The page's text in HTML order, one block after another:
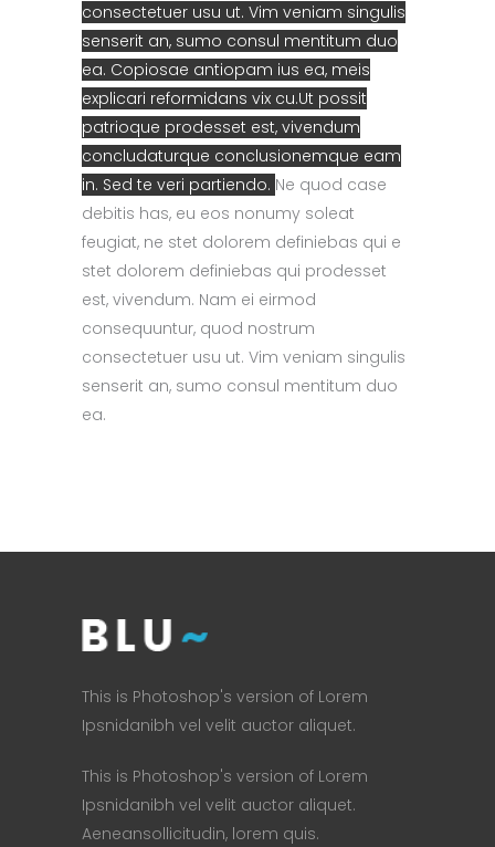
consectetuer usu ut. Vim veniam singulis
senserit an, sumo consul mentitum duo
ea. Copiosae antiopam ius ea, meis
explicari reformidans vix cu.Ut possit
patrioque prodesset est, vivendum
concludaturque conclusionemque eam
in. Sed te veri partiendo. Ne quod case
debitis has, eu eos nonumy soleat
feugiat, ne stet dolorem definiebas qui e
stet dolorem definiebas qui prodesset
est, vivendum. Nam ei eirmod
consequuntur, quod nostrum
consectetuer usu ut. Vim veniam singulis
senserit an, sumo consul mentitum duo
ea.
This is Photoshop's version of Lorem
Ipsnidanibh vel velit auctor aliquet.
This is Photoshop's version of Lorem
Ipsnidanibh vel velit auctor aliquet.
Aeneansollicitudin, lorem quis.